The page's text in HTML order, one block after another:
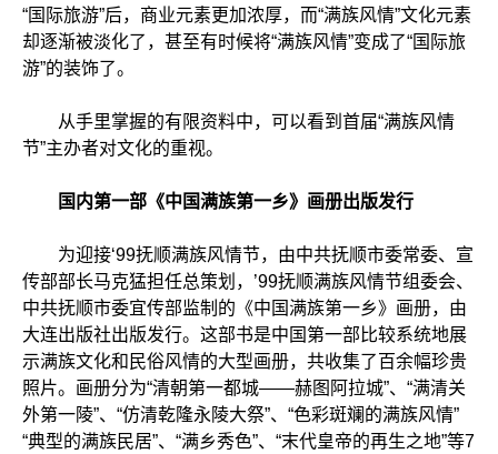
“国际旅游”后，商业元素更加浓厚，而“满族风情”文化元素
却逐渐被淡化了，甚至有时候将“满族风情”变成了“国际旅
游”的装饰了。
从手里掌握的有限资料中，可以看到首届“满族风情
节”主办者对文化的重视。
国内第一部《中国满族第一乡》画册出版发行
为迎接‘99抚顺满族风情节，由中共抚顺市委常委、宣
传部部长马克猛担任总策划，’99抚顺满族风情节组委会、
中共抚顺市委宜传部监制的《中国满族第一乡》画册，由
大连出版社出版发行。这部书是中国第一部比较系统地展
示满族文化和民俗风情的大型画册，共收集了百余幅珍贵
照片。画册分为“清朝第一都城——赫图阿拉城”、“满清关
外第一陵”、“仿清乾隆永陵大祭”、“色彩斑斓的满族风情”
“典型的满族民居”、“满乡秀色”、“末代皇帝的再生之地”等7